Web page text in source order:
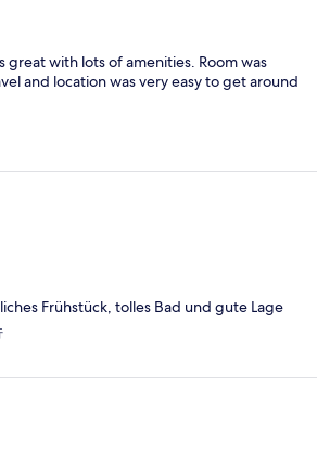
great with lots of amenities. Room was
and location was very easy to get around
Frühstück, tolles Bad und gute Lage